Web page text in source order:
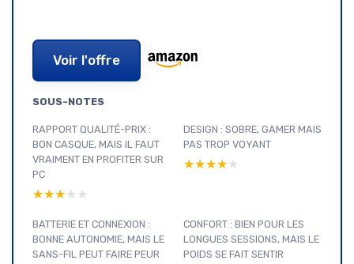
Voir l'offre
SOUS-NOTES
RAPPORT QUALITÉ-PRIX :
BON CASQUE, MAIS IL FAUT
VRAIMENT EN PROFITER SUR
PC
★★★★★
★★★★★
DESIGN : SOBRE, GAMER MAIS
PAS TROP VOYANT
★★★★★
★★★★★
BATTERIE ET CONNEXION :
BONNE AUTONOMIE, MAIS LE
SANS-FIL PEUT FAIRE PEUR
CONFORT : BIEN POUR LES
LONGUES SESSIONS, MAIS LE
POIDS SE FAIT SENTIR